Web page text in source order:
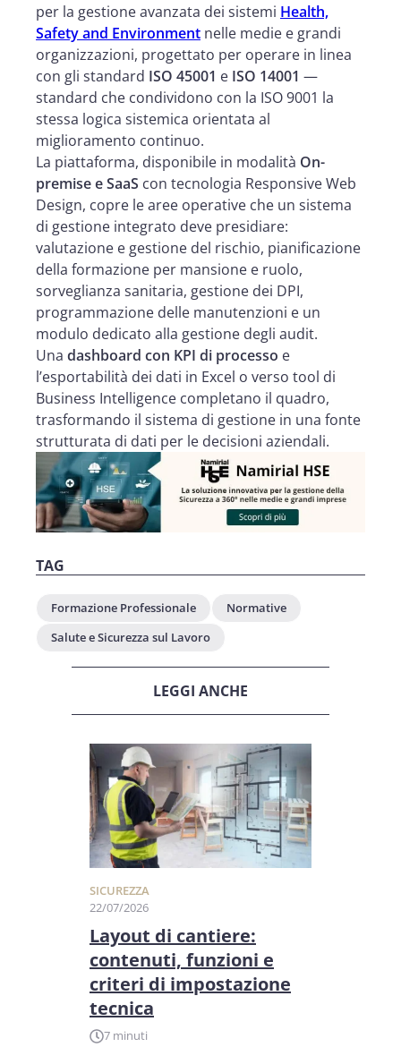
per la gestione avanzata dei sistemi Health,
Safety and Environment nelle medie e grandi
organizzazioni, progettato per operare in linea
con gli standard ISO 45001 e ISO 14001 —
standard che condividono con la ISO 9001 la
stessa logica sistemica orientata al
miglioramento continuo.
La piattaforma, disponibile in modalità On-
premise e SaaS con tecnologia Responsive Web
Design, copre le aree operative che un sistema
di gestione integrato deve presidiare:
valutazione e gestione del rischio, pianificazione
della formazione per mansione e ruolo,
sorveglianza sanitaria, gestione dei DPI,
programmazione delle manutenzioni e un
modulo dedicato alla gestione degli audit.
Una dashboard con KPI di processo e
l’esportabilità dei dati in Excel o verso tool di
Business Intelligence completano il quadro,
trasformando il sistema di gestione in una fonte
strutturata di dati per le decisioni aziendali.
TAG
Formazione Professionale
Normative
Salute e Sicurezza sul Lavoro
LEGGI ANCHE
SICUREZZA
22/07/2026
Layout di cantiere:
contenuti, funzioni e
criteri di impostazione
tecnica
7 minuti